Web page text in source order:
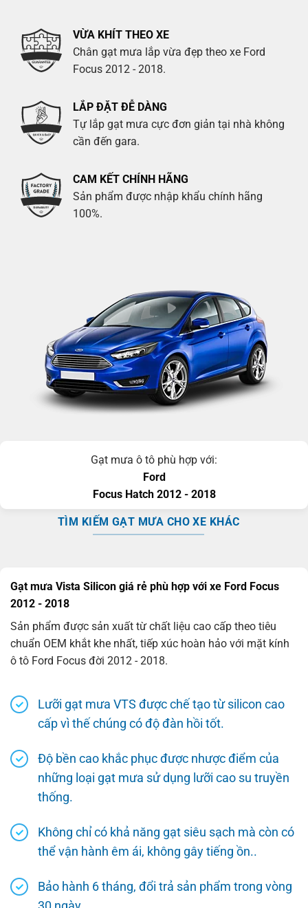
VỪA KHÍT THEO XE
Chân gạt mưa lắp vừa đẹp theo xe Ford
Focus 2012 - 2018.
LẮP ĐẶT ĐỄ DÀNG
Tự lắp gạt mưa cực đơn giản tại nhà không
cần đến gara.
CAM KẾT CHÍNH HÃNG
Sản phẩm được nhập khẩu chính hãng
100%.
Gạt mưa ô tô phù hợp với:
Ford
Focus Hatch 2012 - 2018
TÌM KIẾM GẠT MƯA CHO XE KHÁC
Gạt mưa Vista Silicon giá rẻ phù hợp với xe Ford Focus
2012 - 2018
Sản phẩm được sản xuất từ chất liệu cao cấp theo tiêu
chuẩn OEM khắt khe nhất, tiếp xúc hoàn hảo với mặt kính
ô tô Ford Focus đời 2012 - 2018.
Lưỡi gạt mưa VTS được chế tạo từ silicon cao
cấp vì thế chúng có độ đàn hồi tốt.
Độ bền cao khắc phục được nhược điểm của
những loại gạt mưa sử dụng lưỡi cao su truyền
thống.
Không chỉ có khả năng gạt siêu sạch mà còn có
thể vận hành êm ái, không gây tiếng ồn..
Bảo hành 6 tháng, đổi trả sản phẩm trong vòng